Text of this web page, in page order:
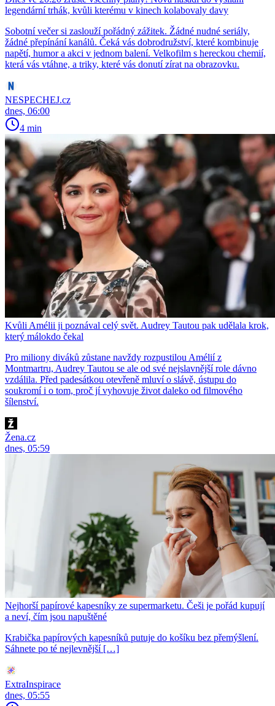
legendární trhák, kvůli kterému v kinech kolabovaly davy
Sobotní večer si zaslouží pořádný zážitek. Žádné nudné seriály,
žádné přepínání kanálů. Čeká vás dobrodružství, které kombinuje
napětí, humor a akci v jednom balení. Velkofilm s hereckou chemií,
která vás vtáhne, a triky, které vás donutí zírat na obrazovku.
NESPECHEJ.cz
dnes, 06:00
4 min
Kvůli Amélii ji poznával celý svět. Audrey Tautou pak udělala krok,
který málokdo čekal
Pro miliony diváků zůstane navždy rozpustilou Amélií z
Montmartru, Audrey Tautou se ale od své nejslavnější role dávno
vzdálila. Před padesátkou otevřeně mluví o slávě, ústupu do
soukromí i o tom, proč jí vyhovuje život daleko od filmového
šílenství.
Žena.cz
dnes, 05:59
Nejhorší papírové kapesníky ze supermarketu. Češi je pořád kupují
a neví, čím jsou napuštěné
Krabička papírových kapesníků putuje do košíku bez přemýšlení.
Sáhnete po té nejlevnější […]
ExtraInspirace
dnes, 05:55